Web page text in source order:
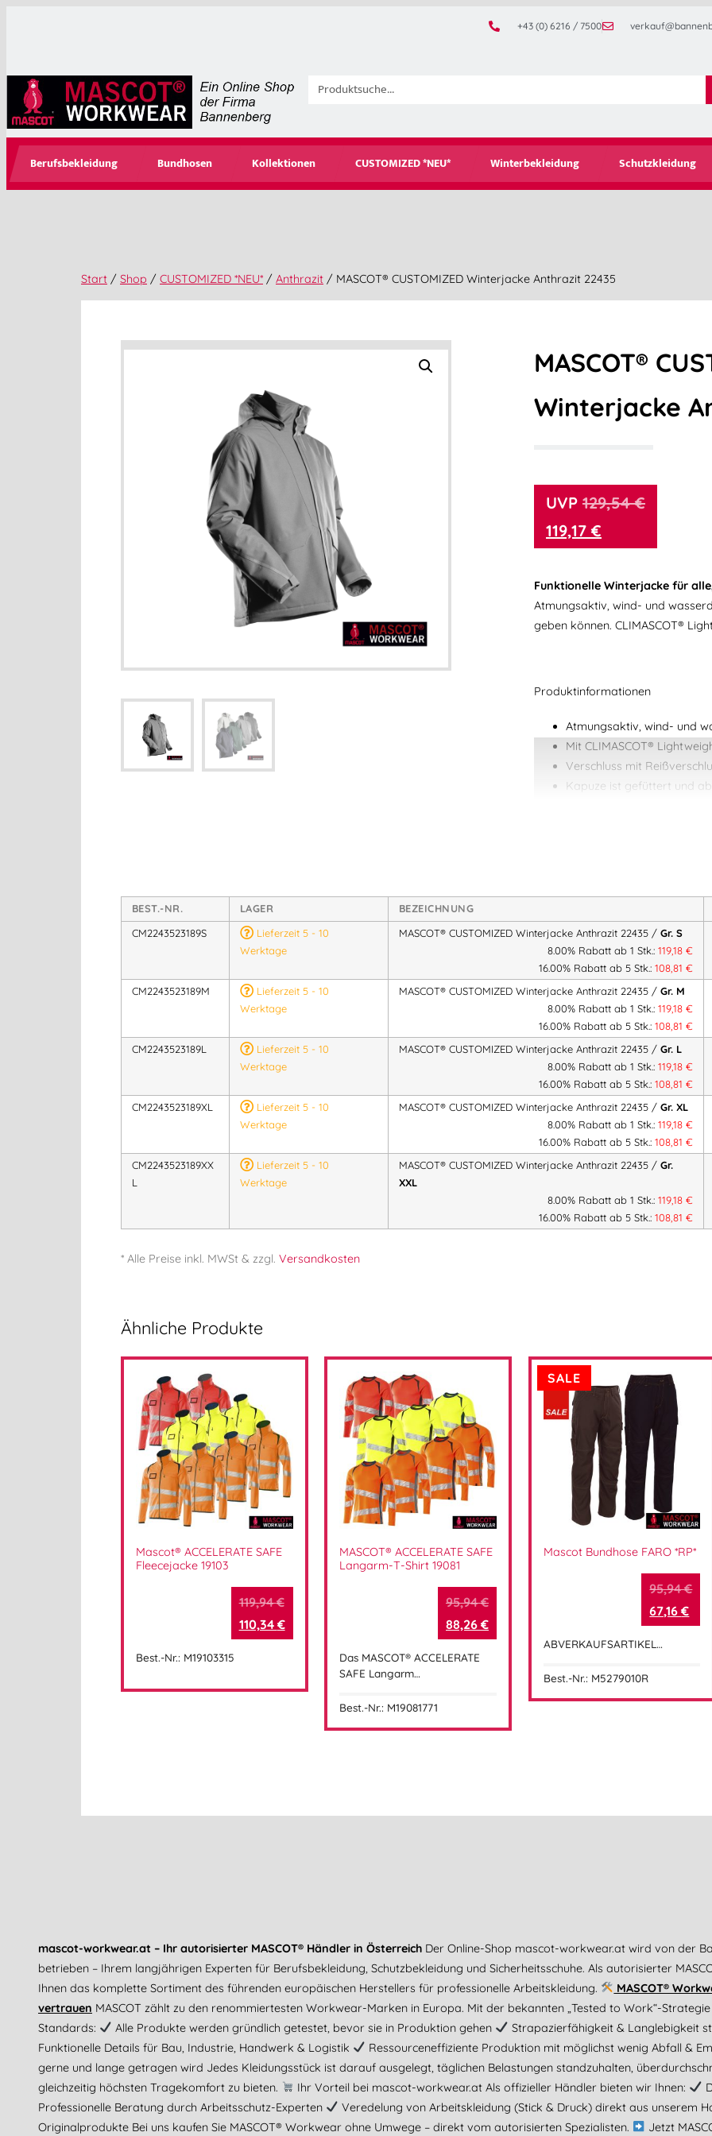
+43 (0) 6216 / 7500
Berufsbekleidung Bundhosen Kollektionen CUSTOMIZED *NEU* Winterbekleidung Schutzkleidung
Start / Shop / CUSTOMIZED *NEU* / Anthrazit / MASCOT® CUSTOMIZED Winterjacke Anthrazit 22435
MASCOT®
Winterjacke
129,54€
119,17 €
Funktionelle Winterjacke für
Atmungsaktiv, wind- und
geben können. CLIMASCOT®
Produktinformationen
Atmungsaktiv, wind- und
Mit CLIMASCOT®
Verschluss mit
Kapuze ist gefüttert und
Reißverschluss im Futter
Stickerei.
Reflexeffekte.
Gummizug in der
Material:100% Polyester, 210 g/
Ripstop.Wassersäule > 10.000
Innenfutter: CLIMASCOT®
Größen:XS – 4XL
Artikelnummer:CM2243523189
CUSTOMIZED,Weiß/Anthrazit
Mehr Information E-Mail:
BEST.-NR. LAGER BEZEICHNUNG
CM2243523189S
Lieferzeit 5 - 10
Werktage
MASCOT® CUSTOMIZED Winterjacke Anthrazit 22435 / Gr. S
8.00% Rabatt ab 1 Stk.:119,18€
16.00% Rabatt ab 5 Stk.:108,81€
CM2243523189M
Lieferzeit 5 - 10
Werktage
MASCOT® CUSTOMIZED Winterjacke Anthrazit 22435 / Gr. M
8.00% Rabatt ab 1 Stk.:119,18€
16.00% Rabatt ab 5 Stk.:108,81€
CM2243523189L
Lieferzeit 5 - 10
Werktage
MASCOT® CUSTOMIZED Winterjacke Anthrazit 22435 / Gr. L
8.00% Rabatt ab 1 Stk.:119,18€
16.00% Rabatt ab 5 Stk.:108,81€
CM2243523189XL
Lieferzeit 5 - 10
Werktage
MASCOT® CUSTOMIZED Winterjacke Anthrazit 22435 / Gr. XL
8.00% Rabatt ab 1 Stk.:119,18€
16.00% Rabatt ab 5 Stk.:108,81€
CM2243523189XX
L
Lieferzeit 5 - 10
Werktage
MASCOT® CUSTOMIZED Winterjacke Anthrazit 22435 / Gr.
XXL
8.00% Rabatt ab 1 Stk.:119,18€
16.00% Rabatt ab 5 Stk.:108,81€
* Alle Preise inkl. MWSt & zzgl. Versandkosten
Ähnliche Produkte
Mascot® ACCELERATE SAFE
Fleecejacke 19103
119,94€
110,34 €
Best.-Nr.: M19103315
MASCOT® ACCELERATE SAFE
Langarm-T-Shirt 19081
95,94€
88,26 €
Das MASCOT® ACCELERATE
SAFE Langarm…
Best.-Nr.: M19081771
SALE
Mascot Bundhose FARO *RP*
95,94€
67,16€
ABVERKAUFSARTIKEL…
Best.-Nr.: M5279010R
mascot-workwear.at – Ihr autorisierter MASCOT® Händler in Österreich Der Online-Shop mascot-workwear.at wird von der
betrieben – Ihrem langjährigen Experten für Berufsbekleidung, Schutzbekleidung und Sicherheitsschuhe. Als autorisierter
Ihnen das komplette Sortiment des führenden europäischen Herstellers für professionelle Arbeitskleidung.
MASCOT®
vertrauen MASCOT zählt zu den renommiertesten Workwear-Marken in Europa. Mit der bekannten „Tested to Work“-
Standards:
Alle Produkte werden gründlich getestet, bevor sie in Produktion gehen
Strapazierfähigkeit & Langlebigkeit
Funktionelle Details für Bau, Industrie, Handwerk & Logistik
Ressourceneffiziente Produktion mit möglichst wenig Abfall &
gerne und lange getragen wird Jedes Kleidungsstück ist darauf ausgelegt, täglichen Belastungen standzuhalten,
gleichzeitig höchsten Tragekomfort zu bieten.
Ihr Vorteil bei mascot-workwear.at Als offizieller Händler bieten wir Ihnen:
Professionelle Beratung durch Arbeitsschutz-Experten
Veredelung von Arbeitskleidung (Stick & Druck) direkt aus unserem
Originalprodukte Bei uns kaufen Sie MASCOT® Workwear ohne Umwege – direkt vom autorisierten Spezialisten.
Jetzt